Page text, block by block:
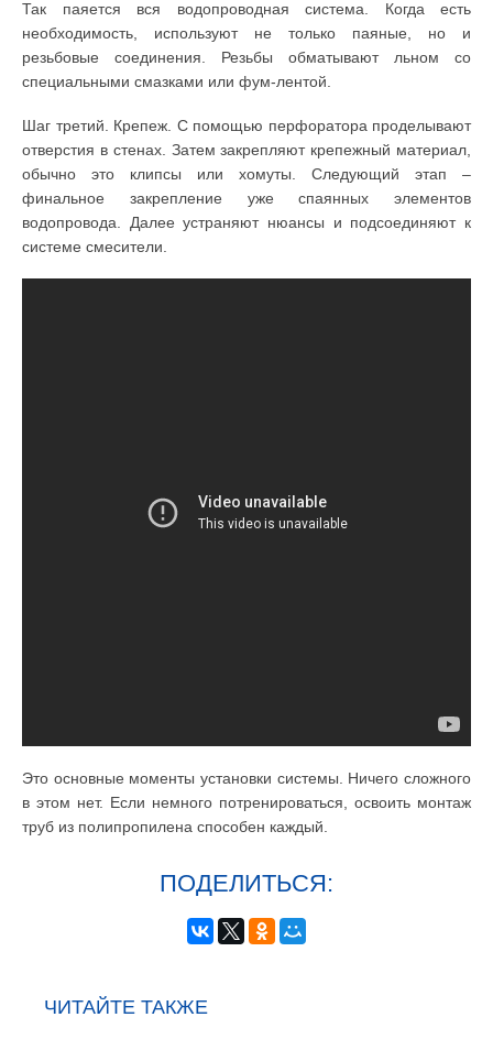
Так паяется вся водопроводная система. Когда есть
необходимость, используют не только паяные, но и
резьбовые соединения. Резьбы обматывают льном со
специальными смазками или фум-лентой.
Шаг третий. Крепеж. С помощью перфоратора проделывают
отверстия в стенах. Затем закрепляют крепежный материал,
обычно это клипсы или хомуты. Следующий этап –
финальное закрепление уже спаянных элементов
водопровода. Далее устраняют нюансы и подсоединяют к
системе смесители.
Это основные моменты установки системы. Ничего сложного
в этом нет. Если немного потренироваться, освоить монтаж
труб из полипропилена способен каждый.
ПОДЕЛИТЬСЯ:
ЧИТАЙТЕ ТАКЖЕ